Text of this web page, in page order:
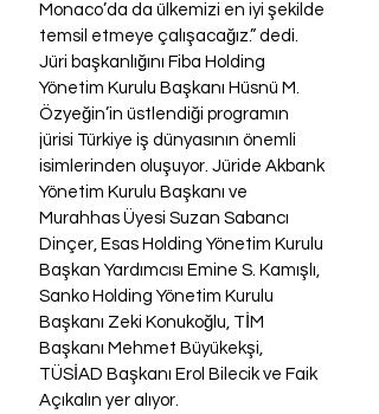
Monaco’da da ülkemizi en iyi şekilde
temsil etmeye çalışacağız.” dedi.
Jüri başkanlığını Fiba Holding
Yönetim Kurulu Başkanı Hüsnü M.
Özyeğin’in üstlendiği programın
jürisi Türkiye iş dünyasının önemli
isimlerinden oluşuyor. Jüride Akbank
Yönetim Kurulu Başkanı ve
Murahhas Üyesi Suzan Sabancı
Dinçer, Esas Holding Yönetim Kurulu
Başkan Yardımcısı Emine S. Kamışlı,
Sanko Holding Yönetim Kurulu
Başkanı Zeki Konukoğlu, TİM
Başkanı Mehmet Büyükekşi,
TÜSİAD Başkanı Erol Bilecik ve Faik
Açıkalın yer alıyor.